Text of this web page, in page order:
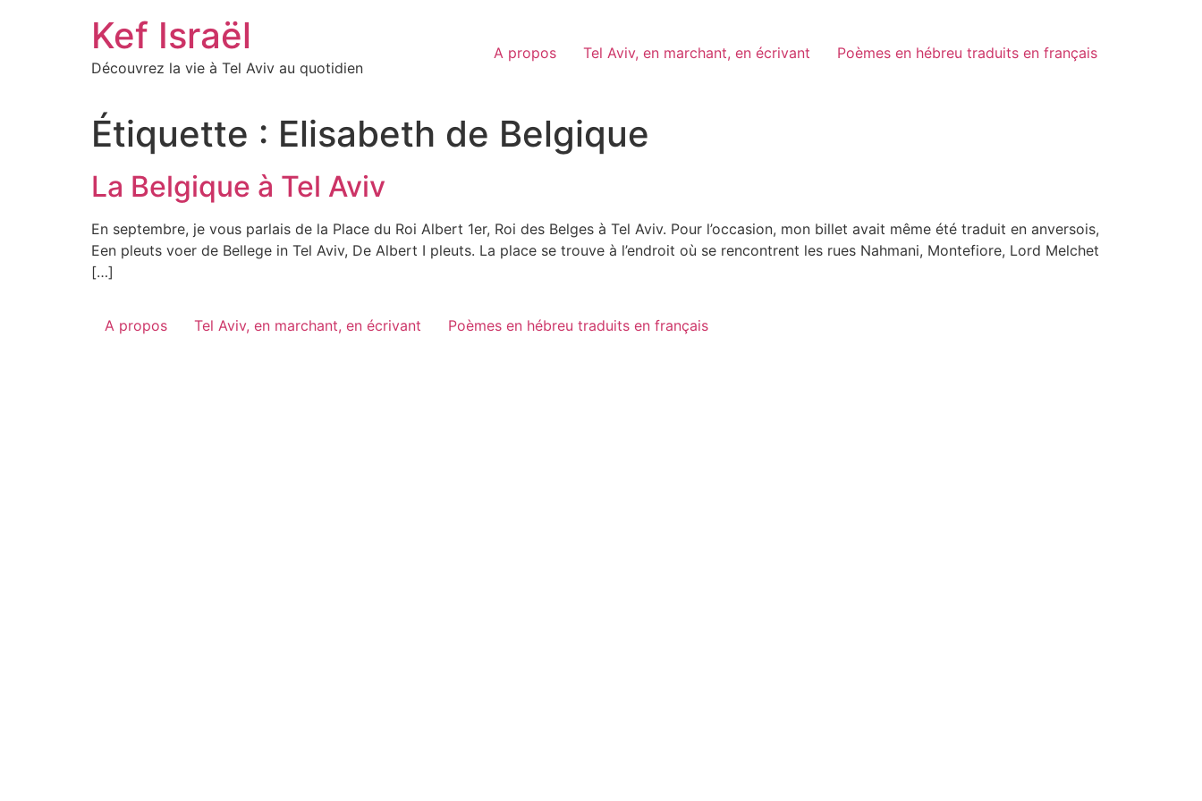
Kef Israël
Découvrez la vie à Tel Aviv au quotidien
A propos Tel Aviv, en marchant, en écrivant Poèmes en hébreu traduits en français
Étiquette : Elisabeth de Belgique
La Belgique à Tel Aviv
En septembre, je vous parlais de la Place du Roi Albert 1er, Roi des Belges à Tel Aviv. Pour l’occasion, mon billet avait même été traduit en anversois,
Een pleuts voer de Bellege in Tel Aviv, De Albert I pleuts. La place se trouve à l’endroit où se rencontrent les rues Nahmani, Montefiore, Lord Melchet
[…]
A propos Tel Aviv, en marchant, en écrivant Poèmes en hébreu traduits en français